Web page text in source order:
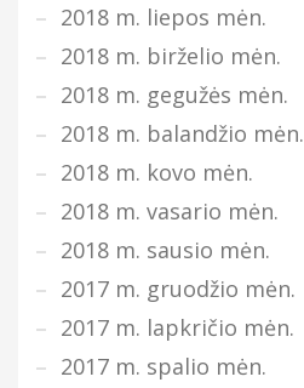
2018 m. liepos mėn.
2018 m. birželio mėn.
2018 m. gegužės mėn.
2018 m. balandžio mėn.
2018 m. kovo mėn.
2018 m. vasario mėn.
2018 m. sausio mėn.
2017 m. gruodžio mėn.
2017 m. lapkričio mėn.
2017 m. spalio mėn.